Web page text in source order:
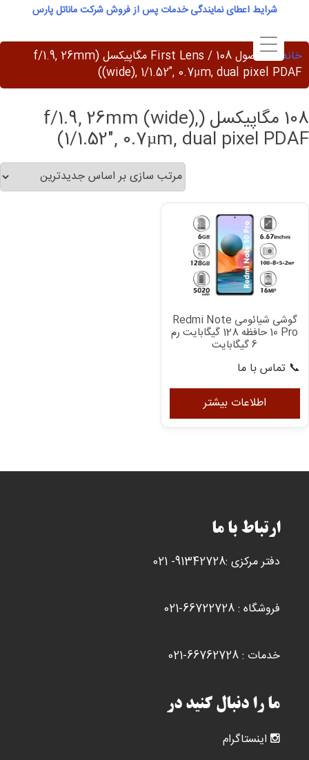
content
شرایط اعطای نمایندگی خدمات پس از فروش شرکت ماناتل پارس
خانه
/ محصول First Lens / 108 مگاپیکسل (f/1.9, 26mm
(wide), 1/1.52", 0.7µm, dual pixel PDAF)
108 مگاپیکسل (f/1.9, 26mm (wide),
1/1.52", 0.7µm, dual pixel PDAF)
گوشی شیائومی Redmi Note
10 Pro حافظه 128 گیگابایت رم
6 گیگابایت
📞 تماس با ما
اطلاعات بیشتر
ارتباط با ما
دفتر مرکزی :91342728- 021
فروشگاه : 66722728-021
خدمات : 66762728-021
ما را دنبال کنید در
اینستاگرام